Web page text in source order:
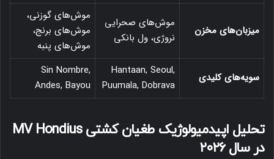
میزبان‌های مخزن
موش‌های صحرایی
نروژی، ول بانکی
موش‌های گوزنی،
موش‌های برنج،
موش‌های پنبه
سویه‌های کلیدی
Hantaan, Seoul,
Puumala, Dobrava
Sin Nombre,
Andes, Bayou
تحلیل اپیدمیولوژیک طغیان کشتی MV Hondius
در سال ۲۰۲۶